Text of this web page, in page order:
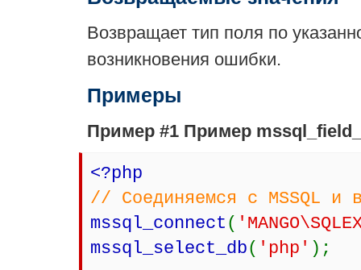
Возвращает тип поля по
возникновения ошибки.
Примеры
Пример #1 Пример
<?php
// Соединяемся с MSSQL и
mssql_connect (
mssql_select_db( 'php' );